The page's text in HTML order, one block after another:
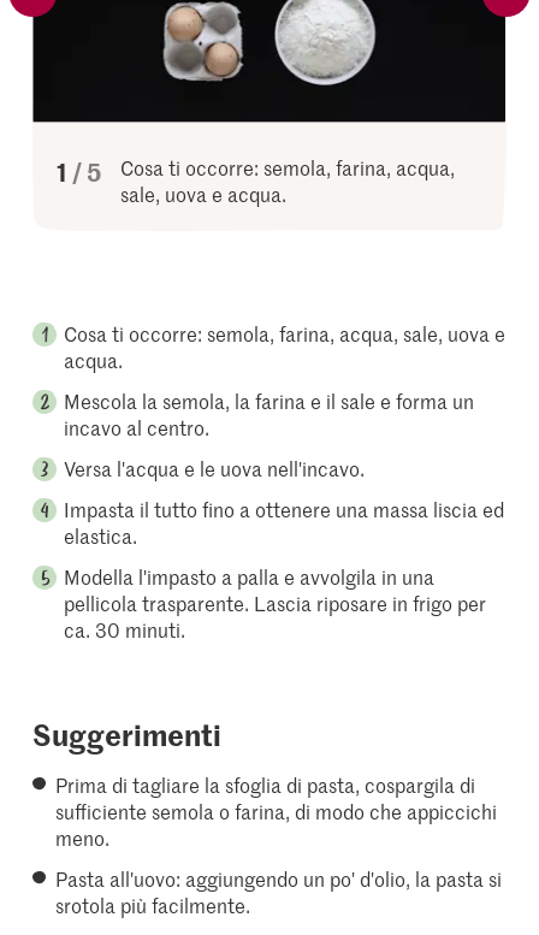
1 di5
Cosa ti occorre: semola, farina, acqua,
sale, uova e acqua.
Cosa ti occorre: semola, farina, acqua, sale, uova e
acqua.
Mescola la semola, la farina e il sale e forma un
incavo al centro.
Versa l'acqua e le uova nell'incavo.
Impasta il tutto fino a ottenere una massa liscia ed
elastica.
Modella l'impasto a palla e avvolgila in una
pellicola trasparente. Lascia riposare in frigo per
ca. 30 minuti.
Suggerimenti
Prima di tagliare la sfoglia di pasta, cospargila di
sufficiente semola o farina, di modo che appiccichi
meno.
Pasta all'uovo: aggiungendo un po' d'olio, la pasta si
srotola più facilmente.